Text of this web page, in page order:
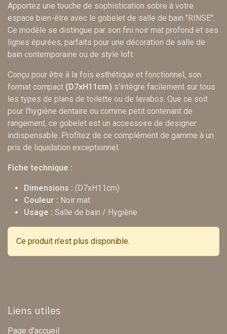
Apportez une touche de sophistication sobre à votre
espace bien-être avec le gobelet de salle de bain "RINSE".
Ce modèle se distingue par son fini noir mat profond et ses
lignes épurées, parfaits pour une décoration de salle de
bain contemporaine ou de style loft.
Conçu pour être à la fois esthétique et fonctionnel, son
format compact (D7xH11cm) s'intègre facilement sur tous
les types de plans de toilette ou de lavabos. Que ce soit
pour l'hygiène dentaire ou comme petit contenant de
rangement, ce gobelet est un accessoire de designer
indispensable. Profitez de ce complément de gamme à un
prix de liquidation exceptionnel.
Fiche technique :
Dimensions : (D7xH11cm)
Couleur : Noir mat
Usage : Salle de bain / Hygiène
Ce produit n'est plus disponible.
Liens utiles
Page d'accueil